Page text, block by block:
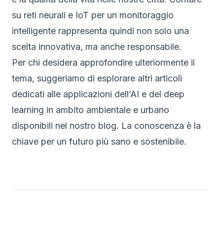
su reti neurali e IoT per un monitoraggio
intelligente rappresenta quindi non solo una
scelta innovativa, ma anche responsabile.
Per chi desidera approfondire ulteriormente il
tema, suggeriamo di esplorare altri articoli
dedicati alle applicazioni dell’AI e del deep
learning in ambito ambientale e urbano
disponibili nel nostro blog. La conoscenza è la
chiave per un futuro più sano e sostenibile.